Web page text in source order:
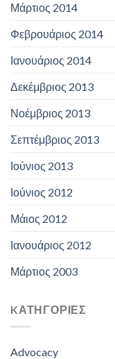
Μάρτιος 2014
Φεβρουάριος 2014
Ιανουάριος 2014
Δεκέμβριος 2013
Νοέμβριος 2013
Σεπτέμβριος 2013
Ιούνιος 2013
Ιούνιος 2012
Μάιος 2012
Ιανουάριος 2012
Μάρτιος 2003
KΑΤΗΓΟΡΊΕΣ
Advocacy